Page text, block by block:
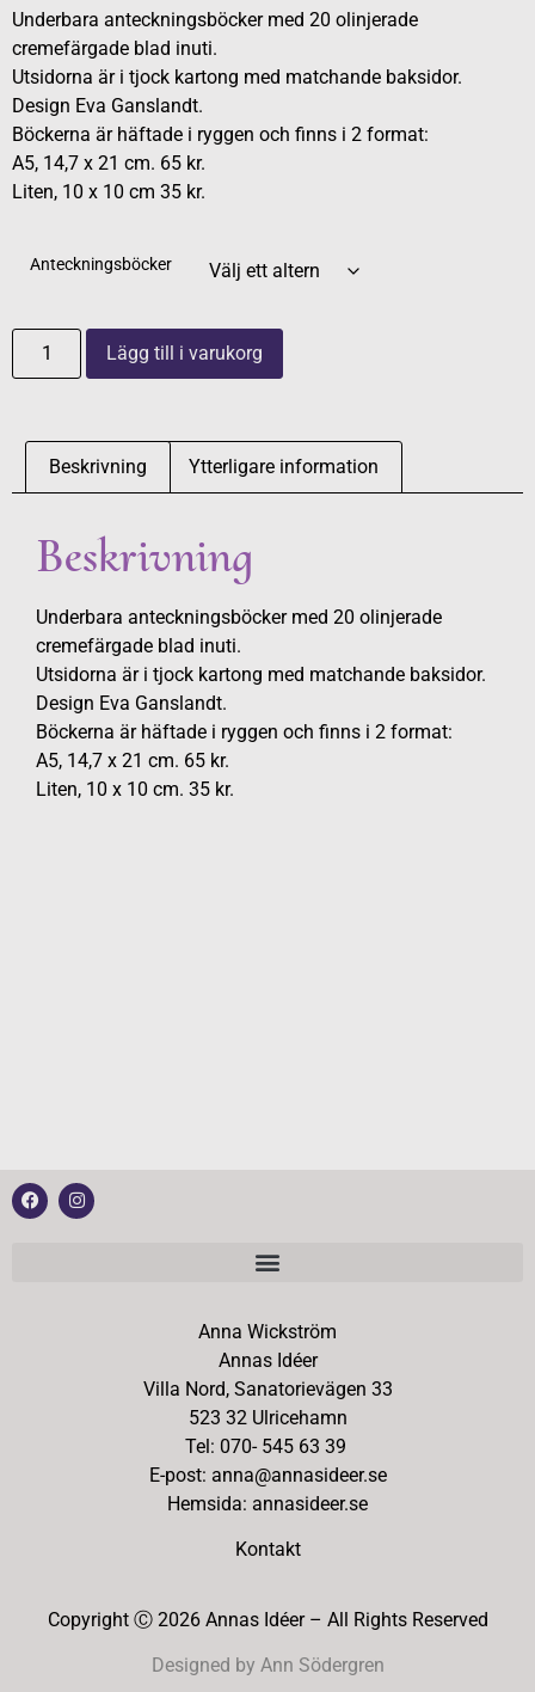
Underbara anteckningsböcker med 20 olinjerade
cremefärgade blad inuti.
Utsidorna är i tjock kartong med matchande baksidor.
Design Eva Ganslandt.
Böckerna är häftade i ryggen och finns i 2 format:
A5, 14,7 x 21 cm. 65 kr.
Liten, 10 x 10 cm 35 kr.
Anteckningsböcker
Lägg till i varukorg
Beskrivning Ytterligare information
Beskrivning
Underbara anteckningsböcker med 20 olinjerade
cremefärgade blad inuti.
Utsidorna är i tjock kartong med matchande baksidor.
Design Eva Ganslandt.
Böckerna är häftade i ryggen och finns i 2 format:
A5, 14,7 x 21 cm. 65 kr.
Liten, 10 x 10 cm. 35 kr.
Anna Wickström
Annas Idéer
Villa Nord, Sanatorievägen 33
523 32 Ulricehamn
Tel: 070- 545 63 39
E-post: anna@annasideer.se
Hemsida: annasideer.se
Kontakt
Copyright Ⓒ 2026 Annas Idéer – All Rights Reserved
Designed by Ann Södergren